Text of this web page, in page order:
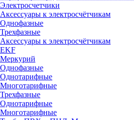
Электросчетчики
Аксессуары к электросчётчикам
Однофазные
Трехфазные
Аксессуары к электросчётчикам
EKF
Меркурий
Однофазные
Однотарифные
Многотарифные
Трехфазные
Однотарифные
Многотарифные